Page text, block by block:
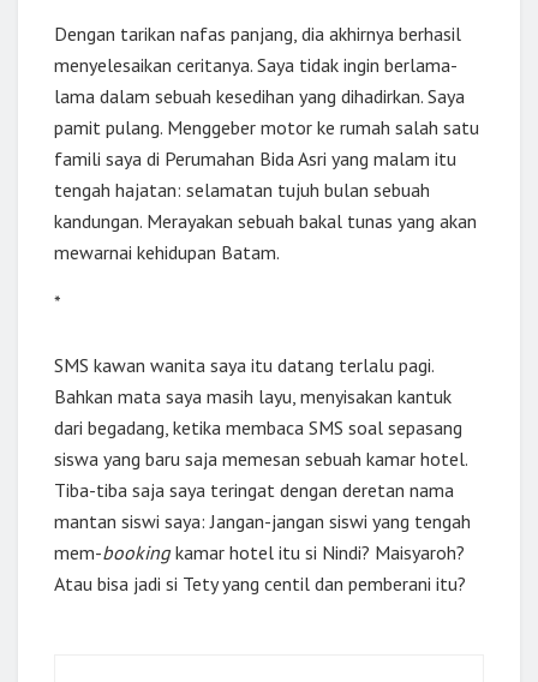
Dengan tarikan nafas panjang, dia akhirnya berhasil
menyelesaikan ceritanya. Saya tidak ingin berlama-
lama dalam sebuah kesedihan yang dihadirkan. Saya
pamit pulang. Menggeber motor ke rumah salah satu
famili saya di Perumahan Bida Asri yang malam itu
tengah hajatan: selamatan tujuh bulan sebuah
kandungan. Merayakan sebuah bakal tunas yang akan
mewarnai kehidupan Batam.
*
SMS kawan wanita saya itu datang terlalu pagi.
Bahkan mata saya masih layu, menyisakan kantuk
dari begadang, ketika membaca SMS soal sepasang
siswa yang baru saja memesan sebuah kamar hotel.
Tiba-tiba saja saya teringat dengan deretan nama
mantan siswi saya: Jangan-jangan siswi yang tengah
mem-bookingkamar hotel itu si Nindi? Maisyaroh?
Atau bisa jadi si Tety yang centil dan pemberani itu?